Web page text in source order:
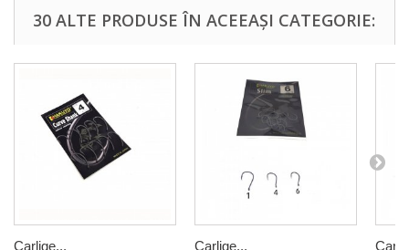
30 ALTE PRODUSE ÎN ACEEAȘI CATEGORIE:
Carlige... Carlige...